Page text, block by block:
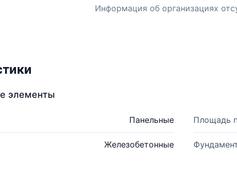
Информация об организациях
элементы
Панельные Площадь
Железобетонные